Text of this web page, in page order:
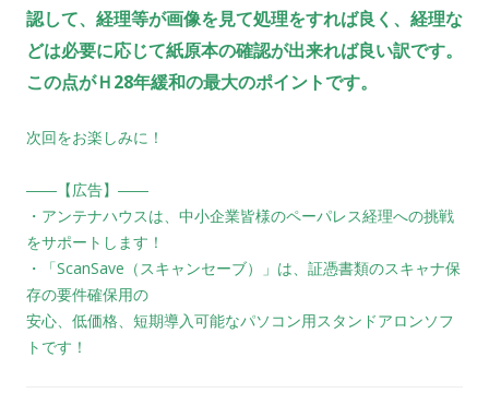
認して、経理等が画像を見て処理をすれば良く、経理な
どは必要に応じて紙原本の確認が出来れば良い訳です。
この点がＨ28年緩和の最大のポイントです。
次回をお楽しみに！
――【広告】――
・アンテナハウスは、中小企業皆様のペーパレス経理への挑戦
をサポートします！
・「ScanSave（スキャンセーブ）」は、証憑書類のスキャナ保
存の要件確保用の
安心、低価格、短期導入可能なパソコン用スタンドアロンソフ
トです！